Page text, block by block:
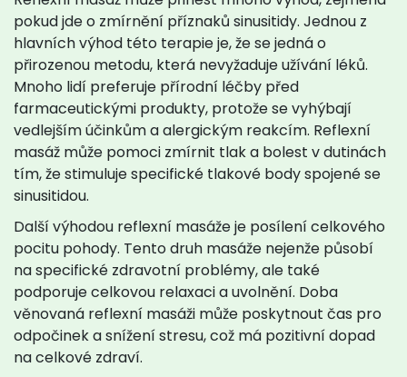
pokud jde o zmírnění příznaků sinusitidy. Jednou z
hlavních výhod této terapie je, že se jedná o
přirozenou metodu, která nevyžaduje užívání léků.
Mnoho lidí preferuje přírodní léčby před
farmaceutickými produkty, protože se vyhýbají
vedlejším účinkům a alergickým reakcím. Reflexní
masáž může pomoci zmírnit tlak a bolest v dutinách
tím, že stimuluje specifické tlakové body spojené se
sinusitidou.
Další výhodou reflexní masáže je posílení celkového
pocitu pohody. Tento druh masáže nejenže působí
na specifické zdravotní problémy, ale také
podporuje celkovou relaxaci a uvolnění. Doba
věnovaná reflexní masáži může poskytnout čas pro
odpočinek a snížení stresu, což má pozitivní dopad
na celkové zdraví.